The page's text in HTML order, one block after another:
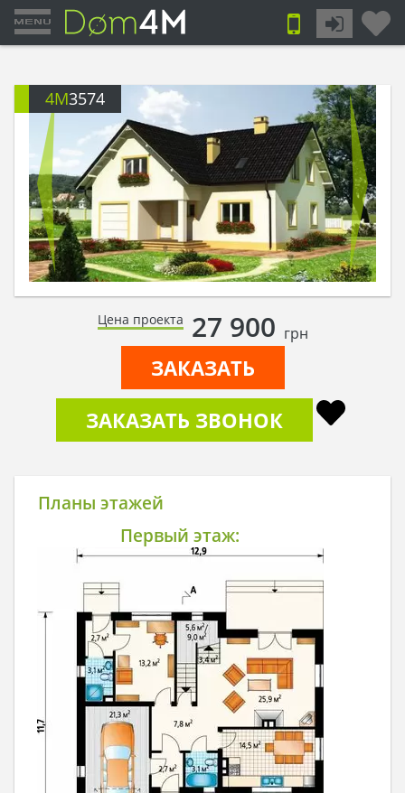
4M3574
Цена проекта 27 900 грн
ЗАКАЗАТЬ
ЗАКАЗАТЬ ЗВОНОК
Планы этажей
Первый этаж: